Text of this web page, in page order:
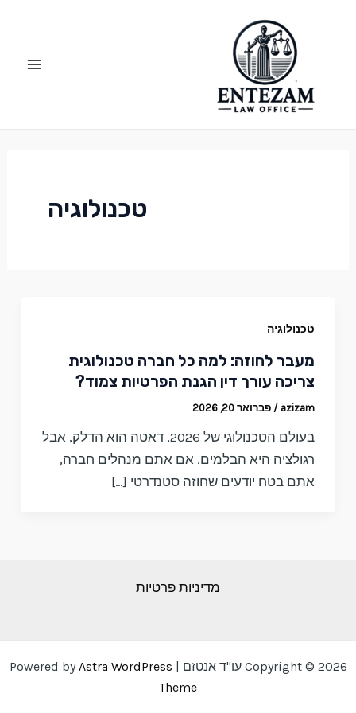
טכנולוגיה
טכנולוגיה
מעבר לחוזה: למה כל חברה טכנולוגית
צריכה עורך דין הגנת הפרטיות צמוד?
azizam
/ פברואר 20, 2026
בעולם הטכנולוגי של 2026, דאטה הוא הדלק, אבל
רגולציה היא הבלמים. אם אתם מנהלים חברה,
אתם בטח יודעים שחוזה סטנדרטי […]
מדיניות פרטיות
Copyright © 2026 עו"ד אנטזם | Powered by
Astra WordPress
Theme